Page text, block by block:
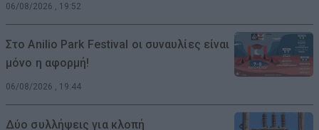
06/08/2026 , 19:52
Στο Anilio Park Festival οι συναυλίες είναι
μόνο η αφορμή!
06/08/2026 , 19:44
Δύο συλλήψεις για κλοπή